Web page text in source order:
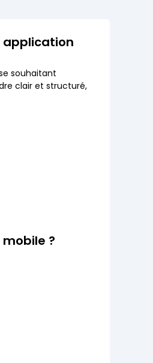
application
souhaitant
clair et structuré,
?